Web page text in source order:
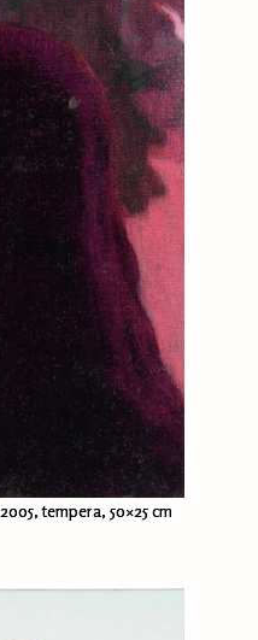
2005, tempera, 50×25 cm